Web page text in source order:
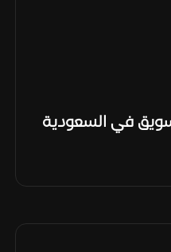
في السعودية